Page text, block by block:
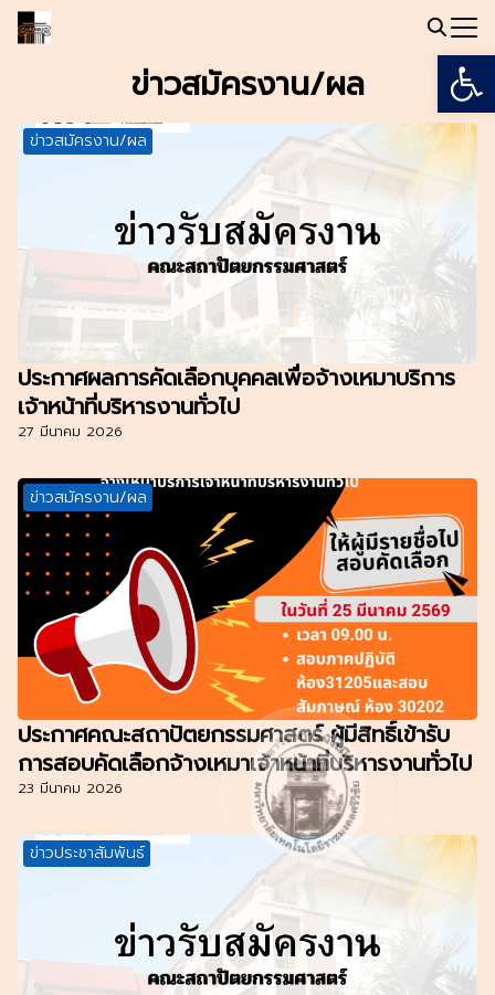
Skip
ข่าวสมัครงาน/ผล
ข่าวสมัครงาน/ผล
ประกาศผลการคัดเลือกบุคคลเพื่อจ้างเหมาบริการ
เจ้าหน้าที่บริหารงานทั่วไป
27 มีนาคม 2026
ข่าวสมัครงาน/ผล
ประกาศคณะสถาปัตยกรรมศาสตร์ ผู้มีสิทธิ์เข้ารับ
การสอบคัดเลือกจ้างเหมาเจ้าหน้าที่บริหารงานทั่วไป
23 มีนาคม 2026
ข่าวประชาสัมพันธ์